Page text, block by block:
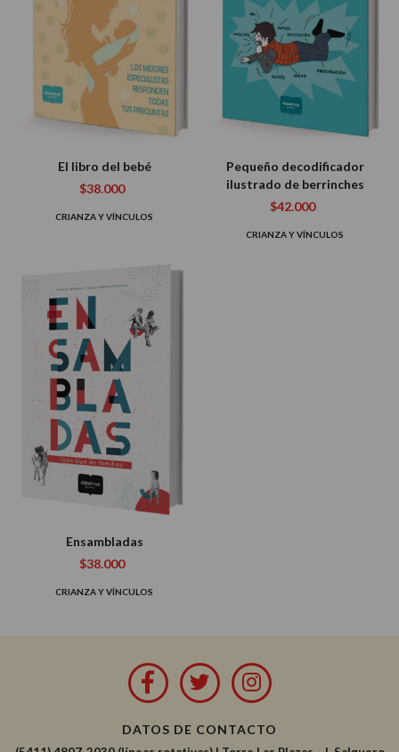
El libro del bebé
$38.000
CRIANZA Y VÍNCULOS
Pequeño decodificador
ilustrado de berrinches
$42.000
CRIANZA Y VÍNCULOS
Ensambladas
$38.000
CRIANZA Y VÍNCULOS
DATOS DE CONTACTO